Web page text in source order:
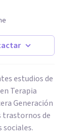
estudios de
Terapia
Generación
trastornos de
sociales.